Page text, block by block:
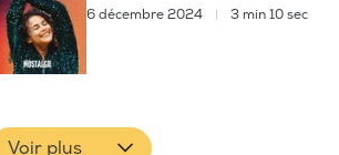
6 décembre 2024 3 min 10 sec
Voir plus